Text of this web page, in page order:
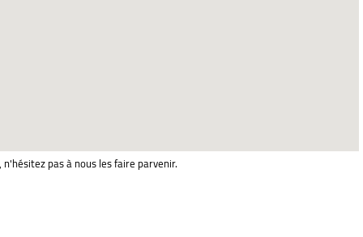
pas à nous les faire parvenir.